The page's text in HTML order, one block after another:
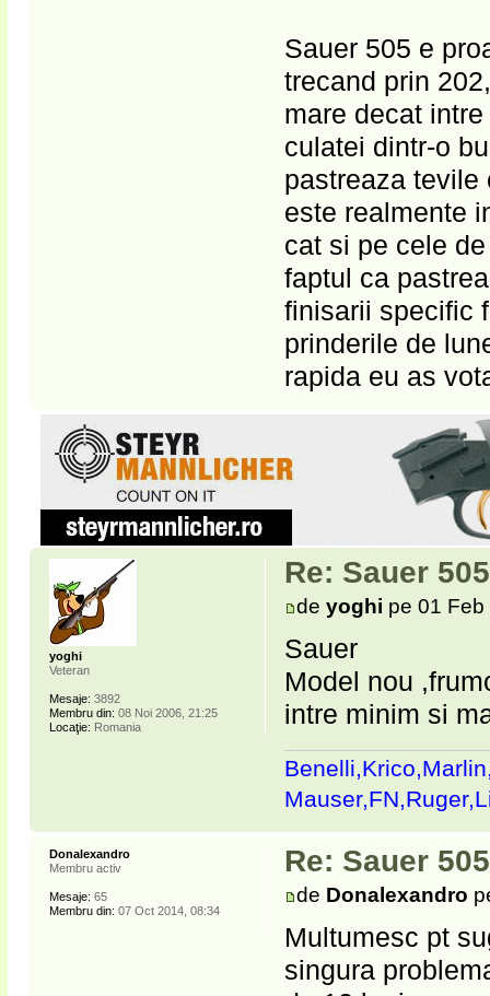
Sauer 505 e
trecand prin
mare decat
culatei dintr-o
pastreaza tevile
este realmente
cat si pe cele
faptul ca
finisarii specific
prinderile de
rapida eu as
Re: Sauer
deyoghi pe 01
Sauer
Model nou
intre minim si
yoghi
Veteran
Mesaje: 3892
Membru din: 08 Noi 2006, 21:25
Locaţie: Romania
Re: Sauer
de Donalexandro
Multumesc pt
singura
Donalexandro
Membru activ
Mesaje: 65
Membru din: 07 Oct 2014, 08:34